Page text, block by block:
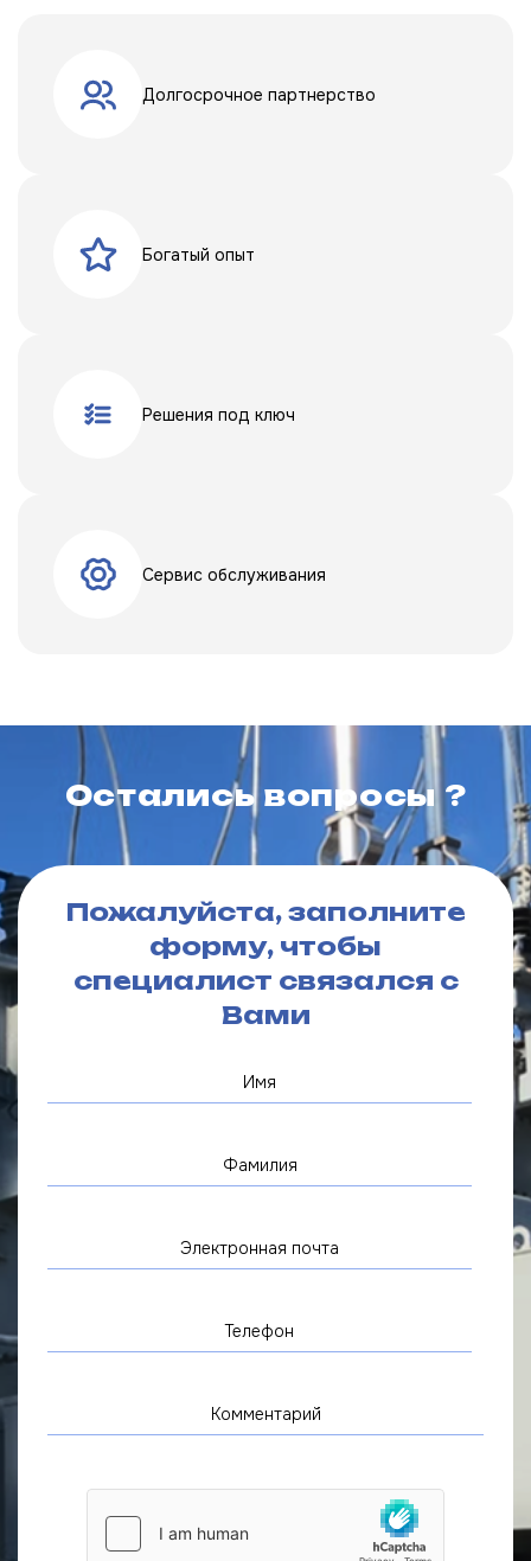
Долгосрочное партнерство
Богатый опыт
Решения под ключ
Сервис обслуживания
Остались вопросы ?
Пожалуйста, заполните
форму, чтобы
специалист связался с
Вами